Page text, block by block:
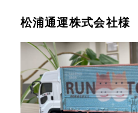
松浦通運株式会社様